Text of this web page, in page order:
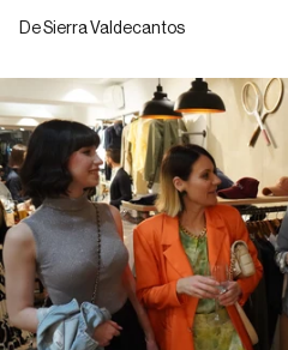
De Sierra Valdecantos